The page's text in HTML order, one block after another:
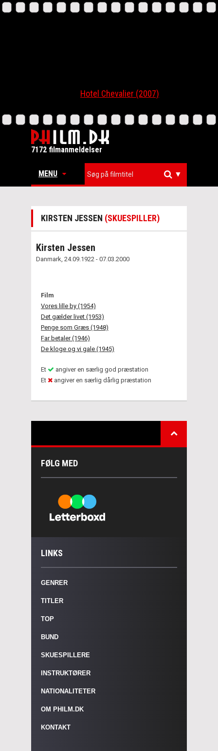
Hotel Chevalier (2007)
7172 filmanmeldelser
MENU ▼
KIRSTEN JESSEN (SKUESPILLER)
Kirsten Jessen
Danmark, 24.09.1922 - 07.03.2000
Film
Vores lille by (1954)
Det gælder livet (1953)
Penge som Græs (1948)
Far betaler (1946)
De kloge og vi gale (1945)
Et
angiver en særlig god præstation
Et
angiver en særlig dårlig præstation
FØLG MED
LINKS
GENRER
TITLER
TOP
BUND
SKUESPILLERE
INSTRUKTØRER
NATIONALITETER
OM PHILM.DK
KONTAKT